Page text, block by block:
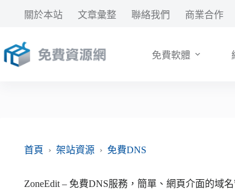
要
內
關於本站 文章彙整 聯絡我們 商業合作
免費軟體
首頁 › 架站資源 › 免費DNS
ZoneEdit – 免費DNS服務，簡單、網頁介面的域名